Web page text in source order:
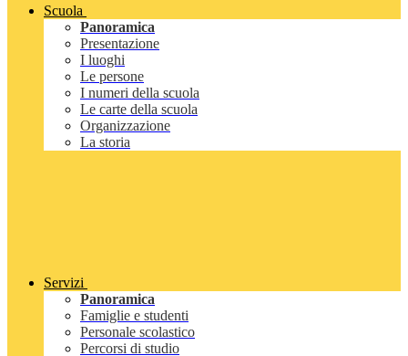
Scuola
Panoramica
Presentazione
I luoghi
Le persone
I numeri della scuola
Le carte della scuola
Organizzazione
La storia
Servizi
Panoramica
Famiglie e studenti
Personale scolastico
Percorsi di studio